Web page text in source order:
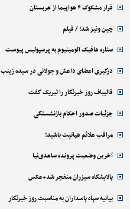
فرار مشکوک ۴ هواپیما از عربستان
چین ونیز شد! / فیلم
ستاره هافبک آلومینیوم به پرسپولیس پیوست
درگیری اعضای داعش و جولانی در سیده زینب
قالیباف روز خبرنگار را تبریک گفت
جزئیات صدور احکام بازنشستگی
مراقب علائم هپاتیت باشید!
آخرین وضعیت پرونده ساعدی‌نیا
پالایشگاه سیزران منفجر شد+عکس
بیانیه سپاه پاسداران به مناسبت روز خبرنگار